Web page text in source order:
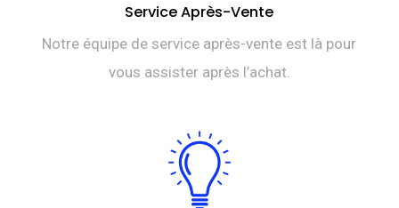
Service Après-Vente
Notre équipe de service après-vente est là pour
vous assister après l’achat.